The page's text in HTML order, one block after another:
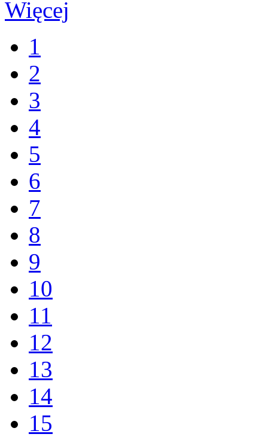
Więcej
1
2
3
4
5
6
7
8
9
10
11
12
13
14
15